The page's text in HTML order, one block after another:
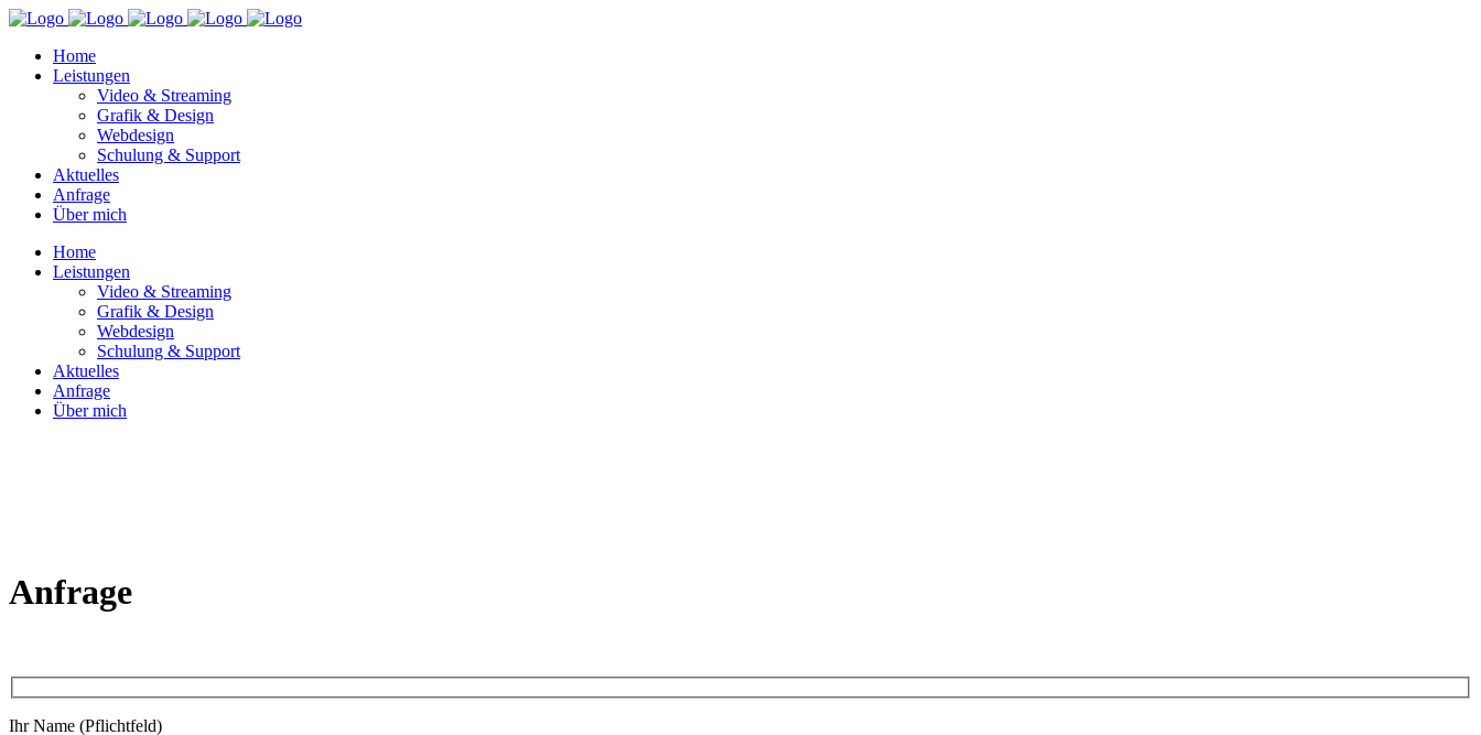
Home
Leistungen
Video & Streaming
Grafik & Design
Webdesign
Schulung & Support
Aktuelles
Anfrage
Über mich
Home
Leistungen
Video & Streaming
Grafik & Design
Webdesign
Schulung & Support
Aktuelles
Anfrage
Über mich
Anfrage
Ihr Name (Pflichtfeld)